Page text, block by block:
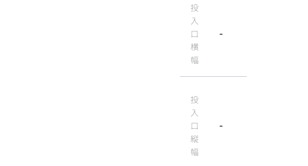
投
入
口
横
幅
-
投
入
口
縦
幅
-